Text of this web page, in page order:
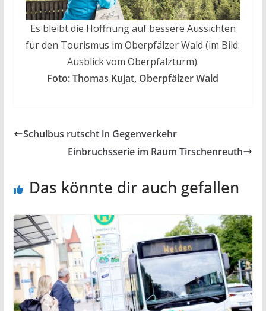
Es bleibt die Hoffnung auf bessere Aussichten
für den Tourismus im Oberpfälzer Wald (im Bild:
Ausblick vom Oberpfalzturm).
Foto: Thomas Kujat, Oberpfälzer Wald
Schulbus rutscht in Gegenverkehr
Einbruchsserie im Raum Tirschenreuth
Das könnte dir auch gefallen